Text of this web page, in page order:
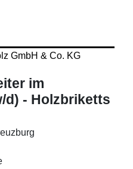
im
/d) - Holzbriketts